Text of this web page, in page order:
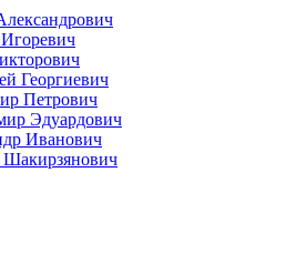
Георгиевич
Петрович
Эдуардович
Иванович